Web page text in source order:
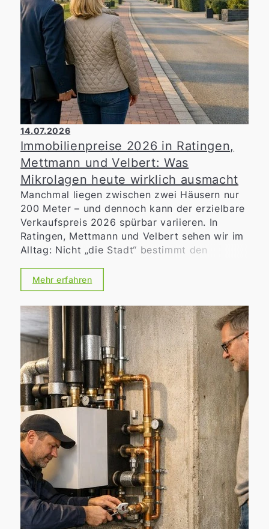
14.07.2026
Immobilienpreise 2026 in Ratingen,
Mettmann und Velbert: Was
Mikrolagen heute wirklich ausmacht
Manchmal liegen zwischen zwei Häusern nur
200 Meter – und dennoch kann der erzielbare
Verkaufspreis 2026 spürbar variieren. In
Ratingen, Mettmann und Velbert sehen wir im
Alltag: Nicht „die Stadt“ bestimmt den
Mikrolage. Für Eigentümerinnen und
Eigentümer heißt das: Wer den Unterschied
zwischen guter und sehr guter Straße erkennt,
schafft bessere Voraussetzungen für eine
realistische Preisstrategie und eine zielgenaue
Vermarktung.
Mehr erfahren